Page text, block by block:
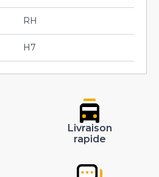
RH
H7
Livraison
rapide